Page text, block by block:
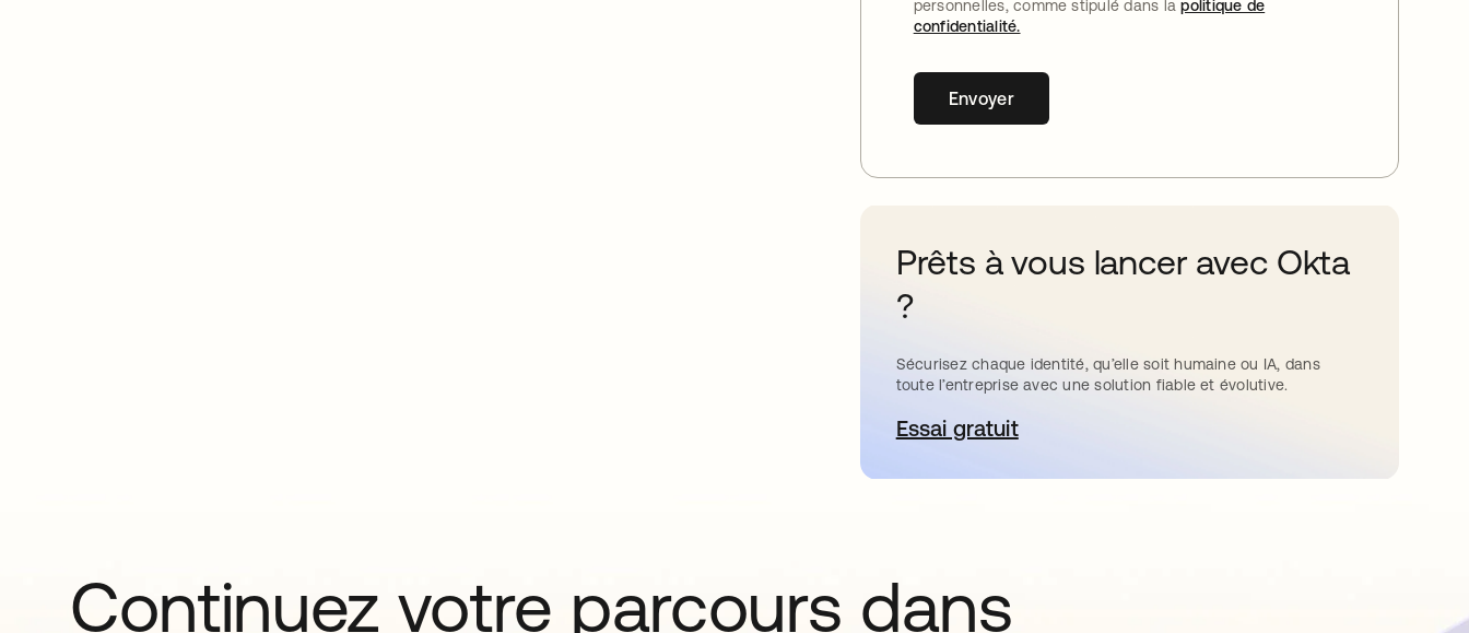
personnelles, comme stipulé dans lapolitique de
confidentialité.
Envoyer
Prêts à vous lancer avec Okta
?
Sécurisez chaque identité, qu’elle soit humaine ou IA, dans
toute l’entreprise avec une solution fiable et évolutive.
Essai gratuits’ouvre dans un nouvel onglet
Continuez votre parcours dans